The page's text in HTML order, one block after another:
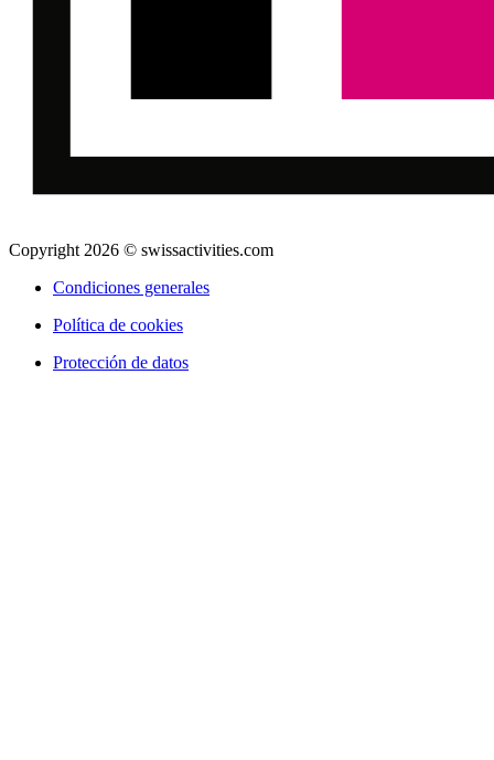
Copyright 2026 © swissactivities.com
Condiciones generales
Política de cookies
Protección de datos